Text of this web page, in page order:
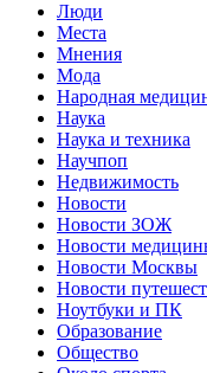
Люди
Места
Мнения
Мода
Народная
Наука
Наука и техника
Научпоп
Недвижимость
Новости
Новости ЗОЖ
Новости
Новости Москвы
Новости
Ноутбуки и ПК
Образование
Общество